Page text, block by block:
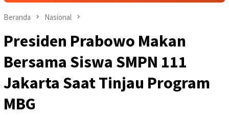
Beranda Nasional
Presiden Prabowo Makan
Bersama Siswa SMPN 111
Jakarta Saat Tinjau Program
MBG